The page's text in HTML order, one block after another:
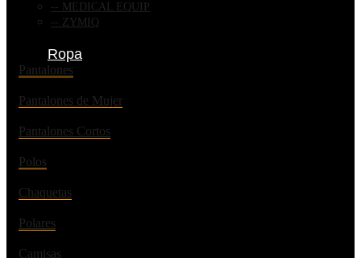
MEDICAL EQUIP
ZYMIQ
Ropa
Pantalones
Pantalones de Mujer
Pantalones Cortos
Polos
Chaquetas
Polares
Camisas